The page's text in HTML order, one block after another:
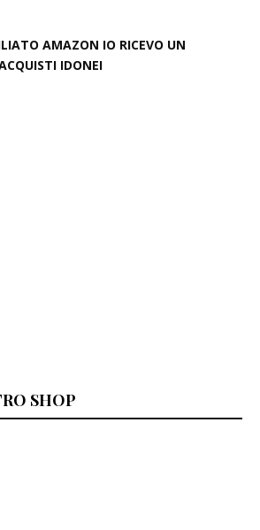
AMAZON IO RICEVO UN
IDONEI
SHOP